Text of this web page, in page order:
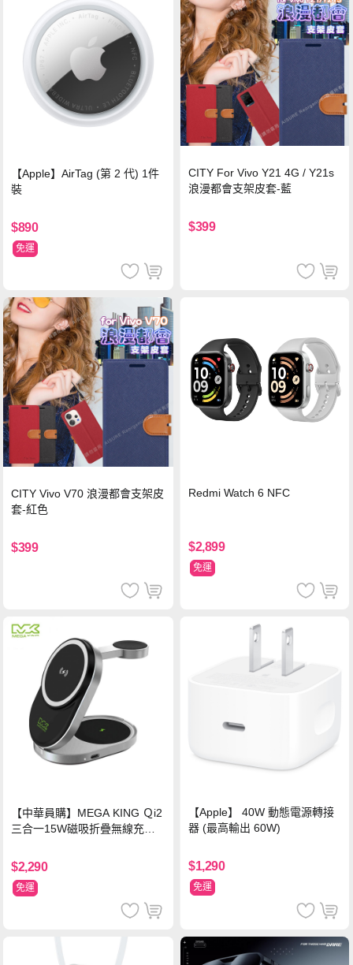
【Apple】AirTag (第 2 代) 1件
裝
$890
免運
CITY For Vivo Y21 4G / Y21s
浪漫都會支架皮套-藍
$399
CITY Vivo V70 浪漫都會支架皮
套-紅色
$399
Redmi Watch 6 NFC
$2,899
免運
【中華員購】MEGA KING Ｑi2
三合一15W磁吸折疊無線充電
$2,290
免運
【Apple】 40W 動態電源轉接
器 (最高輸出 60W)
$1,290
免運